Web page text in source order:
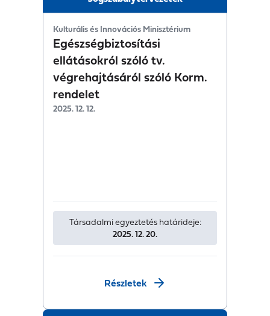
Kulturális és Innovációs Minisztérium
Egészségbiztosítási
ellátásokról szóló tv.
végrehajtásáról szóló Korm.
rendelet
2025. 12. 12.
Társadalmi egyeztetés határideje:
2025. 12. 20.
Részletek